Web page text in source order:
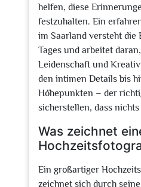
helfen, diese
festzuhalten. Ein
im Saarland versteht die
Tages und arbeitet
Leidenschaft und
den intimen Details bis
Höhepunkten – der
sicherstellen, dass
Was zeichnet
Ein großartiger
zeichnet sich durch